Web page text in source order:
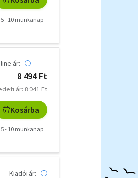
5 - 10 munkanap
ár:
8 494 Ft
ár: 8 941 Ft
Kosárba
5 - 10 munkanap
Kiadói ár: